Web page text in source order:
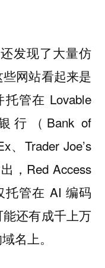
发现了大量仿
网站看起来是
管在 Lovable
行（Bank of
、Trader Joe’s
，Red Access
托管在 AI 编码
还有成千上万
名上。